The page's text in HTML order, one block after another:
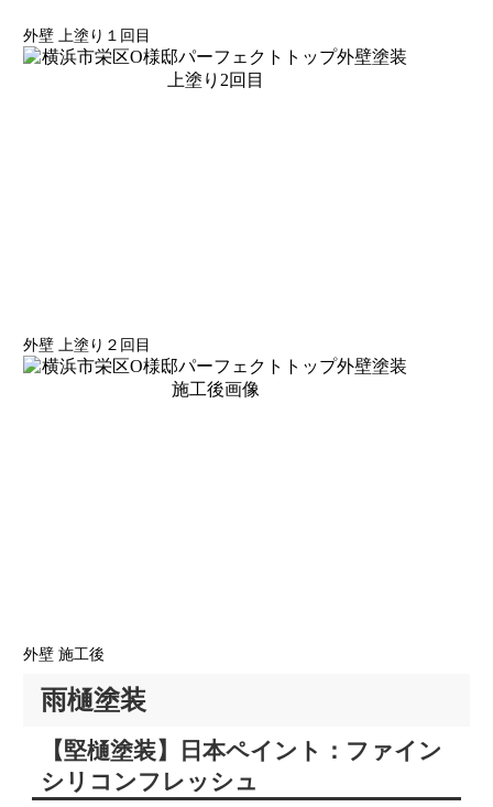
外壁 上塗り１回目
外壁 上塗り２回目
外壁 施工後
雨樋塗装
【堅樋塗装】日本ペイント：ファイン
シリコンフレッシュ